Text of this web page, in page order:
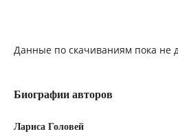
Данные по скачиваниям пока не
Биографии авторов
Лариса Головей